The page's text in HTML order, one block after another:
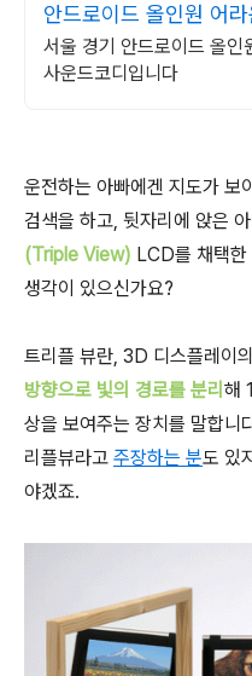
안드로이드 올인원 어
서울 경기 안드로이드 올인
사운드코디입니다
운전하는 아빠에겐 지도가 보
검색을 하고, 뒷자리에 앉은
(Triple View) LCD를 채택한
생각이 있으신가요?
트리플 뷰란, 3D 디스플레이
방향으로 빛의 경로를 분리 해
상을 보여주는 장치를 말합니
리플뷰라고 주장하는 분도 있
야겠죠.